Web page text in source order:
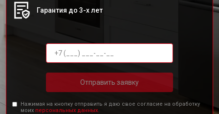
Гарантия до 3-х лет
Отправить заявку
Нажимая на кнопку отправить я даю свое согласие на обработку
моих персональных данных.